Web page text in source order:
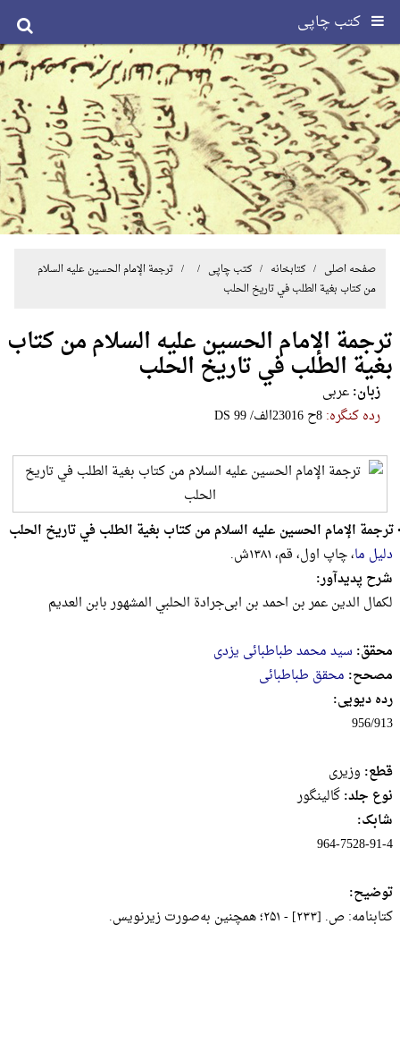
کتب چاپی
صفحه اصلی / کتابخانه /کتب چاپی / / ترجمة الإمام الحسین علیه السلام
من کتاب بغیة الطلب في تاریخ الحلب
ترجمة الإمام الحسین علیه السلام من کتاب
بغیة الطلب في تاریخ الحلب
زبان:عربی
رده کنگره:‎D‎‎‎S‎‎‎ ‎9‎9‎ ‎/‎الف‎2‎3‎0‎1‎6‎ ‎ح‎8
ترجمة الإمام الحسین علیه السلام من کتاب بغیة الطلب في تاریخ الحلب
دلیل ما، چاپ اول، قم، ۱۳۸۱ش.
شرح پدیدآور:
لکمال‌ ‌الدین‌ ‌عمر بن‌ ‌احمد بن‌ ‌ابی‌جر‌ادة ‌الحلبي ‌المشهور بابن العدیم
محقق: سید محمد طباطبائی یزدی
مصحح: محقق طباطبائی
رده دیویی:
956/913
قطع: وزيرى
نوع جلد:گالینگور
شابک:
964-7528-91-4
توضیح:
کتابنامه‌: ص‌. [۲۳۳] - ۲۵۱؛ ‌همچنین‌ به‌صورت‌ زیرنویس‌.